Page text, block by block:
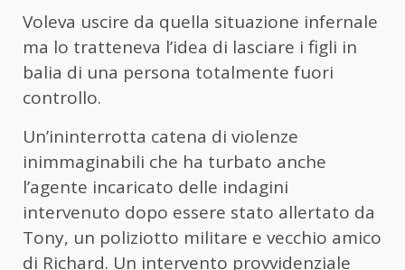
Voleva uscire da quella situazione infernale
ma lo tratteneva l’idea di lasciare i figli in
balia di una persona totalmente fuori
controllo.
Un’ininterrotta catena di violenze
inimmaginabili che ha turbato anche
l’agente incaricato delle indagini
intervenuto dopo essere stato allertato da
Tony, un poliziotto militare e vecchio amico
di Richard. Un intervento provvidenziale